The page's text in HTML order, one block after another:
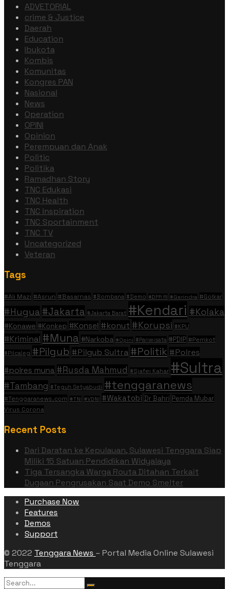
ADVETORIAL
crime & Justice
Daerah
Education
Ibukota
Kombis
Komunitas
Kongres PAN
Nasional
News
Operation
OPINI
Opinion
Perempuan dan Anak
Politic
Politika
Ramadhan Story
TNC Edukasi
TNC Health
TNC Inspiration
TNC Sportainment
TNC TV
Uncategorized
Veteran
Tags
#Ali Mazi #Asrun #Basarnas #Bombana #Demo #DPR RI #Gerindra #Golkar
#Hugua #Jakarta #Jakarta Barat #Kendari #Kolaka
#Konawe #Konkep #Konsel #konut #Korupsi #KPU
#Kriminal #Muna #Narkoba #Opini #Pariwisata #PDIP #Pemkot
#Pilcaleg #Pilgub #Pilgub Sultra #Politik #Polres
#polres muna #Rusda Mahmud #Sjafei Kahar #Sultra
#Tambang #Teguh Setyabudi #tenggaranews
#Tenggaranews.com #TNI #VDNI #Wakatobi Dr Bahri Pemda Mubar
Virus Corona
Recent Posts
Dari Daratan ke Kepulauan, Sulawesi Tenggara Siap
Miliki 15 Satuan Pendidikan Widyalaya
Tiga Tersangka Warga Routa Ditahan Terkait
Dugaan Pengrusakan Saat Demo Smelter
Purchase Now
Features
Demos
Support
© 2022 Tenggara News – Portal Media Online Sulawesi
Tenggara